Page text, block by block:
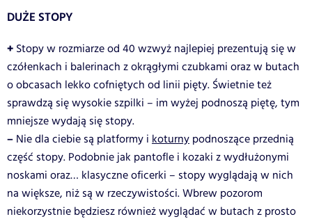
DUŻE STOPY
+ Stopy w rozmiarze od 40 wzwyż najlepiej prezentują się w
czółenkach i balerinach z okrągłymi czubkami oraz w butach
o obcasach lekko cofniętych od linii pięty. Świetnie też
sprawdzą się wysokie szpilki – im wyżej podnoszą piętę, tym
mniejsze wydają się stopy.
– Nie dla ciebie są platformy i koturny podnoszące przednią
część stopy. Podobnie jak pantofle i kozaki z wydłużonymi
noskami oraz… klasyczne oficerki – stopy wyglądają w nich
na większe, niż są w rzeczywistości. Wbrew pozorom
niekorzystnie będziesz również wyglądać w butach z prosto